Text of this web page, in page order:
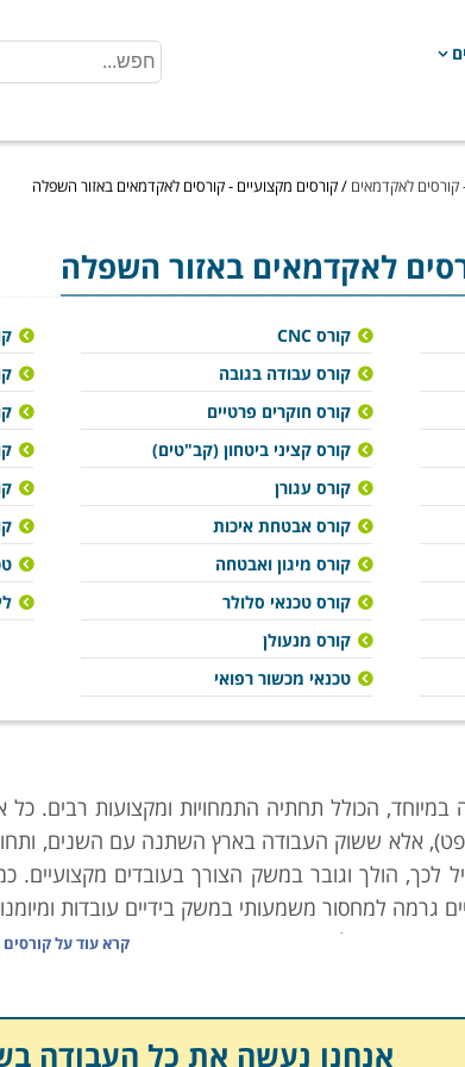
קורסים לאקדמאים /קורסים מקצועיים - קורסים לאקדמאים באזור השפלה
לאקדמאים באזור השפלה
קורס CNC
קורס עבודה בגובה
קורס חוקרים פרטיים
קורס קציני ביטחון (קב"טים)
קורס עגורן
קורס אבטחת איכות
קורס מיגון ואבטחה
קורס טכנאי סלולר
קורס מנעולן
טכנאי מכשור רפואי
במיוחד, הכולל תחתיה התמחויות ומקצועות רבים. כל
אלא ששוק העבודה בארץ השתנה עם השנים,
לכך, הולך וגובר במשק הצורך בעובדים מקצועיים.
גרמה למחסור משמעותי במשק בידיים עובדות
אשר מנסה לסייע באיזון הנדרש, וגורמי המחקר
קניינים, עיתונאים,גרפיקאים , בוגרי לימודי מדעי
קרא עוד על
אנחנו נעשה את כל העבודה